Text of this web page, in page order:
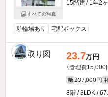
すべての写真
15階建 / 1年2
駐輪場あり 宅配ボックス
23.7万円
（管理費15,000
敷 237,000円
8階 / 3LDK /